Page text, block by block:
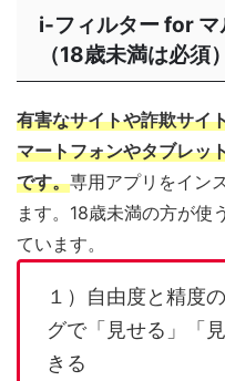
i-フィルター for
（18歳未満は必須）
有害なサイトや詐欺サイ
マートフォンやタブレッ
です。専用アプリをイン
ます。18歳未満の方が使
ています。
１）自由度と精度
グで「見せる」「
きる